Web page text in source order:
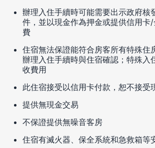
辦理入住手續時可能需要出示政府核
件，並以現金作為押金或提供信用卡
費
住宿無法保證能符合房客所有特殊住
辦理入住手續時與住宿確認；特殊入
收費用
此住宿接受以信用卡付款，恕不接受
提供無現金交易
不保證提供無噪音客房
住宿有滅火器、保全系統和急救箱等